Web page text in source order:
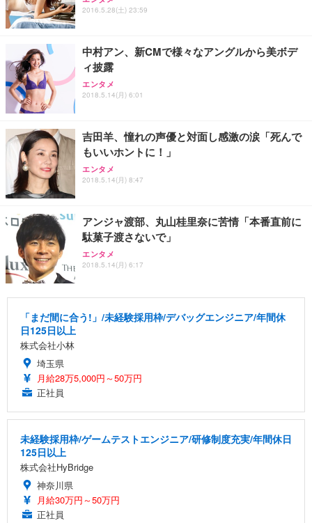
2016.5.28(土) 23:59
中村アン、新CMで様々なアングルから美ボデ
ィ披露
エンタメ
2018.5.14(月) 6:01
吉田羊、憧れの声優と対面し感激の涙「死んで
もいいホントに！」
エンタメ
2018.5.14(月) 8:47
アンジャ渡部、丸山桂里奈に苦情「本番直前に
駄菓子渡さないで」
エンタメ
2018.5.14(月) 6:17
「まだ間に合う!」/未経験採用枠/デバッグエンジニア/年間休
日125日以上
株式会社小林
埼玉県
月給28万5,000円～50万円
正社員
未経験採用枠/ゲームテストエンジニア/研修制度充実/年間休日
125日以上
株式会社HyBridge
神奈川県
月給30万円～50万円
正社員